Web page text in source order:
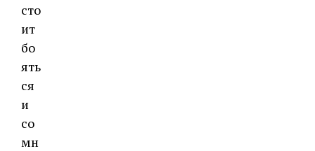
сто
ит
бо
ять
ся
и
со
мн